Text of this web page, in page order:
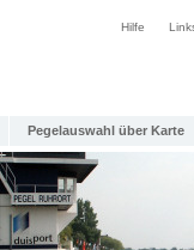
Hilfe
Pegelauswahl über Karte